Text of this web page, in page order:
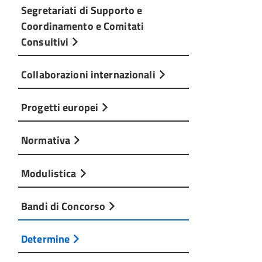
Segretariati di Supporto e
Coordinamento e Comitati
Consultivi
Collaborazioni internazionali
Progetti europei
Normativa
Modulistica
Bandi di Concorso
Determine